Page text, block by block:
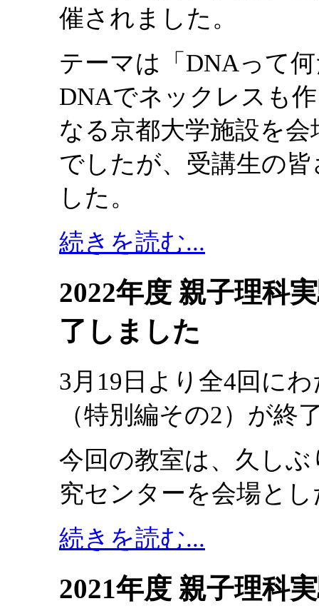
催されました。
テーマは「DNAって
DNAでネックレスも
なる京都大学施設を
でしたが、受講生の
した。
続きを読む...
2022年度 親子理科
了しました
3月19日より全4回に
（特別編その2）が終
今回の教室は、久し
究センターを会場と
続きを読む...
2021年度 親子理科